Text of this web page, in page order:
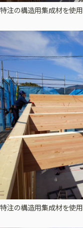
特注の構造用集成材を使用
特注の構造用集成材を使用